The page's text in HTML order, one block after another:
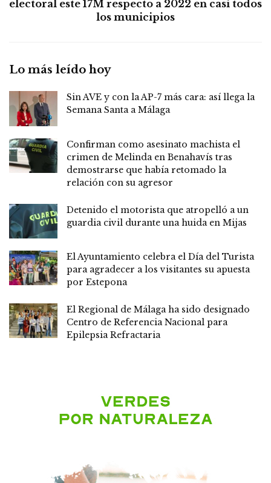
electoral este 17M respecto a 2022 en casi todos
los municipios
Lo más leído hoy
Sin AVE y con la AP-7 más cara: así llega la
Semana Santa a Málaga
Confirman como asesinato machista el
crimen de Melinda en Benahavís tras
demostrarse que había retomado la
relación con su agresor
Detenido el motorista que atropelló a un
guardia civil durante una huida en Mijas
El Ayuntamiento celebra el Día del Turista
para agradecer a los visitantes su apuesta
por Estepona
El Regional de Málaga ha sido designado
Centro de Referencia Nacional para
Epilepsia Refractaria